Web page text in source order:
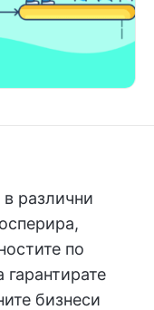
различни
по
гарантирате
бизнеси